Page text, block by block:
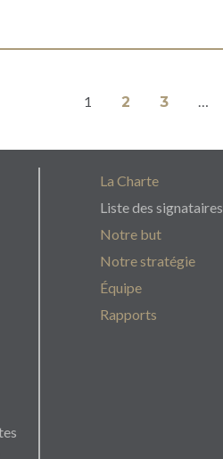
1 2 3 …
La Charte
Liste des signataires
Notre but
Notre stratégie
Équipe
Rapports